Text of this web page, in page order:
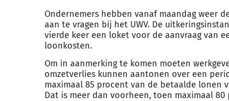
Ondernemers hebben vanaf maandag weer
aan te vragen bij het UWV. De
vierde keer een loket voor de aanvraag van
loonkosten.
Om in aanmerking te komen moeten
omzetverlies kunnen aantonen over een
maximaal 85 procent van de betaalde lonen
Dat is meer dan voorheen, toen maximaal